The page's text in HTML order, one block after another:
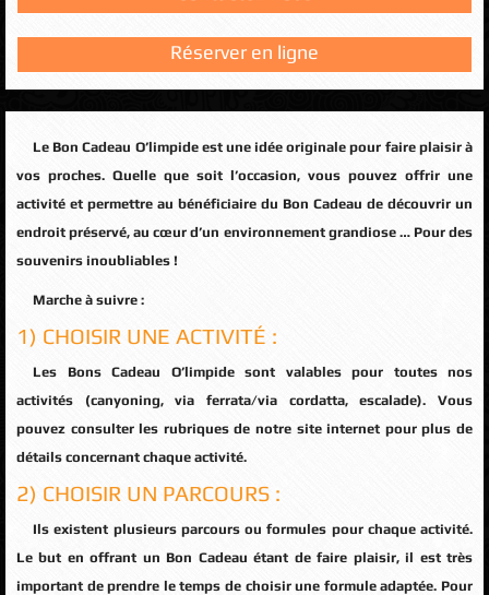
Réserver en ligne
Le Bon Cadeau O’limpide est une idée originale pour faire plaisir à
vos proches. Quelle que soit l’occasion, vous pouvez offrir une
activité et permettre au bénéficiaire du Bon Cadeau de découvrir un
endroit préservé, au cœur d’un environnement grandiose … Pour des
souvenirs inoubliables !
Marche à suivre :
1) CHOISIR UNE ACTIVITÉ :
Les Bons Cadeau O’limpide sont valables pour toutes nos
activités (canyoning, via ferrata/via cordatta, escalade). Vous
pouvez consulter les rubriques de notre site internet pour plus de
détails concernant chaque activité.
2) CHOISIR UN PARCOURS :
Ils existent plusieurs parcours ou formules pour chaque activité.
Le but en offrant un Bon Cadeau étant de faire plaisir, il est très
important de prendre le temps de choisir une formule adaptée. Pour